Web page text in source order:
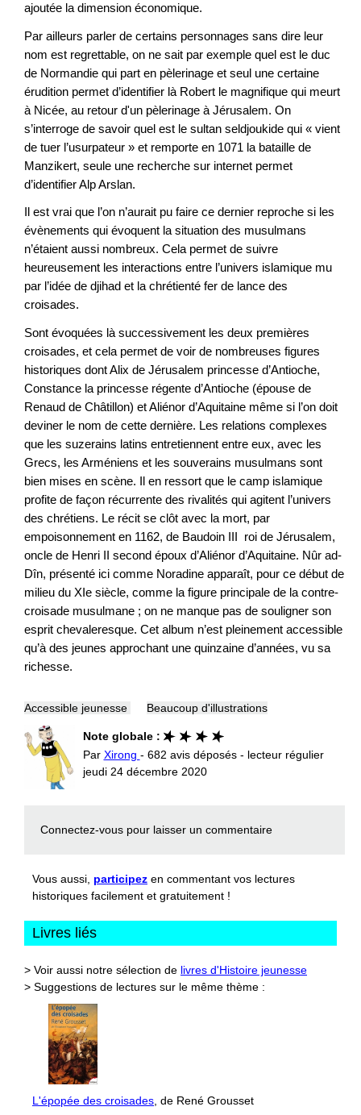
ajoutée la dimension économique.
Par ailleurs parler de certains personnages sans dire leur
nom est regrettable, on ne sait par exemple quel est le duc
de Normandie qui part en pèlerinage et seul une certaine
érudition permet d’identifier là Robert le magnifique qui meurt
à Nicée, au retour d'un pèlerinage à Jérusalem. On
s’interroge de savoir quel est le sultan seldjoukide qui « vient
de tuer l’usurpateur » et remporte en 1071 la bataille de
Manzikert, seule une recherche sur internet permet
d’identifier Alp Arslan.
Il est vrai que l’on n’aurait pu faire ce dernier reproche si les
évènements qui évoquent la situation des musulmans
n’étaient aussi nombreux. Cela permet de suivre
heureusement les interactions entre l’univers islamique mu
par l’idée de djihad et la chrétienté fer de lance des
croisades.
Sont évoquées là successivement les deux premières
croisades, et cela permet de voir de nombreuses figures
historiques dont Alix de Jérusalem princesse d’Antioche,
Constance la princesse régente d’Antioche (épouse de
Renaud de Châtillon) et Aliénor d’Aquitaine même si l’on doit
deviner le nom de cette dernière. Les relations complexes
que les suzerains latins entretiennent entre eux, avec les
Grecs, les Arméniens et les souverains musulmans sont
bien mises en scène. Il en ressort que le camp islamique
profite de façon récurrente des rivalités qui agitent l’univers
des chrétiens. Le récit se clôt avec la mort, par
empoisonnement en 1162, de Baudoin III roi de Jérusalem,
oncle de Henri II second époux d’Aliénor d’Aquitaine. Nûr ad-
Dîn, présenté ici comme Noradine apparaît, pour ce début de
milieu du XIe siècle, comme la figure principale de la contre-
croisade musulmane ; on ne manque pas de souligner son
esprit chevaleresque. Cet album n’est pleinement accessible
qu’à des jeunes approchant une quinzaine d’années, vu sa
richesse.
Accessible jeunesse Beaucoup d'illustrations
Note globale :
Par Xirong - 682 avis déposés - lecteur régulier
jeudi 24 décembre 2020
Connectez-vous pour laisser un commentaire
Vous aussi, participez en commentant vos lectures
historiques facilement et gratuitement !
Livres liés
> Voir aussi notre sélection de livres d'Histoire jeunesse
> Suggestions de lectures sur le même thème :
L'épopée des croisades , de René Grousset